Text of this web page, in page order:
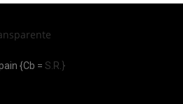
{Cb = S.R.}